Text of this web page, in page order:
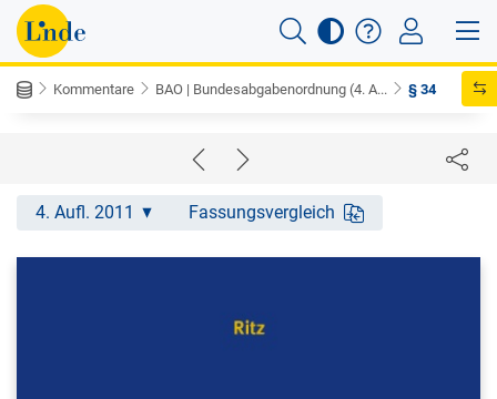
Kommentare BAO | Bundesabgabenordnung (4. A... § 34
4. Aufl. 2011 Fassungsvergleich